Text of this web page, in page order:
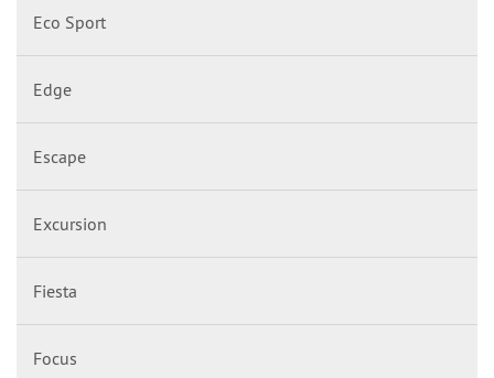
Eco Sport
Edge
Escape
Excursion
Fiesta
Focus